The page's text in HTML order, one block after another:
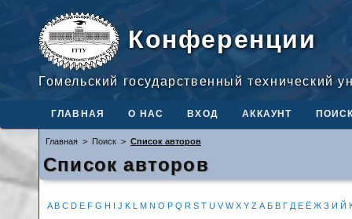
Конференции
Гомельский государственный технический
ГЛАВНАЯ О НАС ВХОД АККАУНТ
Главная > Поиск > Список авторов
Список авторов
A B C D E F G H I J K L M N O P Q R S T U V W X Y Z А Б В Г Д Е Ё Ж З И Й